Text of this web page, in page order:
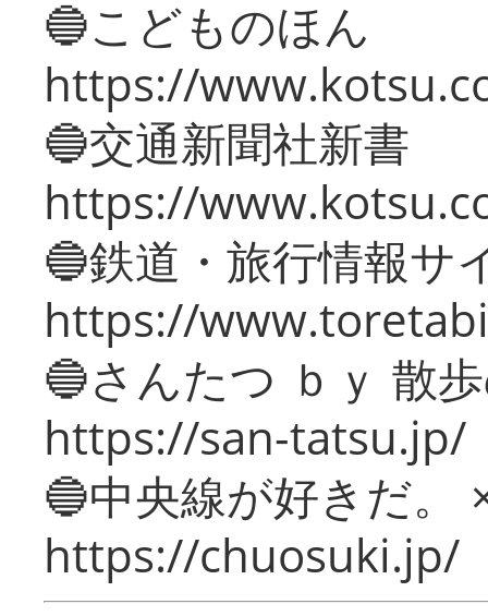
🔵こどものほん
https://
🔵交通新聞社新書
https://
🔵鉄道・旅行情報サ
https://
🔵さんたつ ｂｙ 散
https://san-tatsu.jp/
🔵中央線が好きだ。
https://chuosuki.jp/